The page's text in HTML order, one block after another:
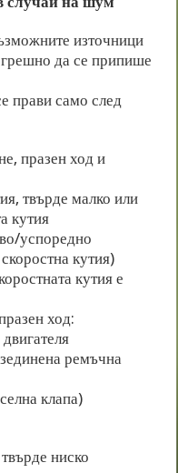
източници
да се припише
прави само след
празен ход и
твърде малко или
кутия
успоредно
кутия)
кутия е
ход:
ремъчна
клапа)
ниско